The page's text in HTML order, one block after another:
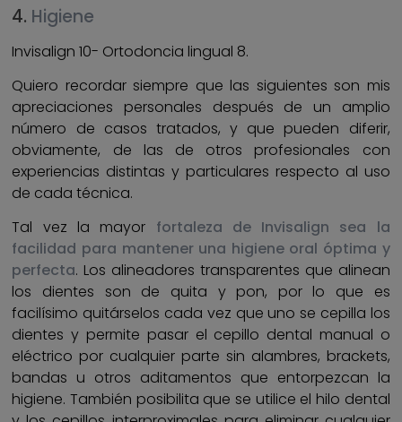
4. Higiene
Invisalign 10- Ortodoncia lingual 8.
Quiero recordar siempre que las siguientes son mis
apreciaciones personales después de un amplio
número de casos tratados, y que pueden diferir,
obviamente, de las de otros profesionales con
experiencias distintas y particulares respecto al uso
de cada técnica.
Tal vez la mayor fortaleza de Invisalign sea la
facilidad para mantener una higiene oral óptima y
perfecta. Los alineadores transparentes que alinean
los dientes son de quita y pon, por lo que es
facilísimo quitárselos cada vez que uno se cepilla los
dientes y permite pasar el cepillo dental manual o
eléctrico por cualquier parte sin alambres, brackets,
bandas u otros aditamentos que entorpezcan la
higiene. También posibilita que se utilice el hilo dental